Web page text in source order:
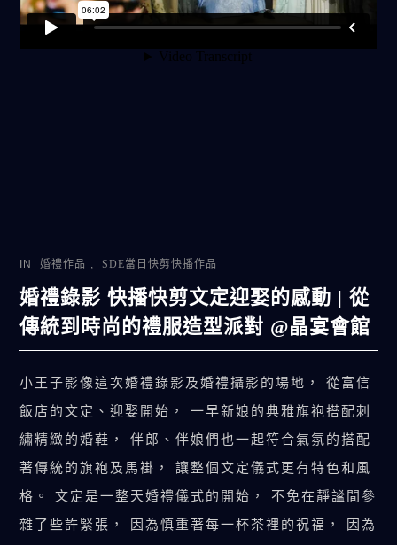
IN 婚禮作品 , SDE當日快剪快播作品
婚禮錄影 快播快剪文定迎娶的感動 | 從
傳統到時尚的禮服造型派對 @晶宴會館
小王子影像這次婚禮錄影及婚禮攝影的場地， 從富信
飯店的文定、迎娶開始， 一早新娘的典雅旗袍搭配刺
繡精緻的婚鞋， 伴郎、伴娘們也一起符合氣氛的搭配
著傳統的旗袍及馬褂， 讓整個文定儀式更有特色和風
格。 文定是一整天婚禮儀式的開始， 不免在靜謐間參
雜了些許緊張， 因為慎重著每一杯茶裡的祝福， 因為